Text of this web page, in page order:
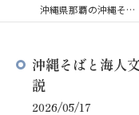
沖縄県那覇の沖縄そばならオキナワソバヤ ススル
沖縄そばと海人
説
2026/05/17